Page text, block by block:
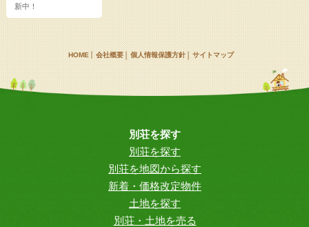
新中！
HOME 会社概要 個人情報保護方針 サイトマップ
別荘を探す
別荘を探す
別荘を地図から探す
新着・価格改定物件
土地を探す
別荘・土地を売る